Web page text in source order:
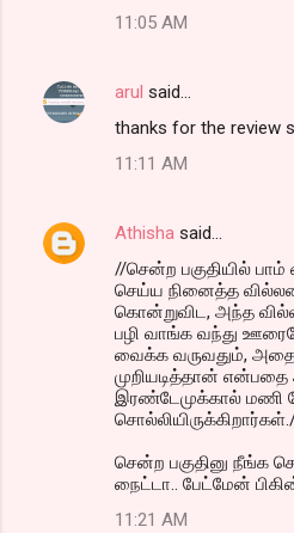
11:05 AM
arul said…
thanks for the review
11:11 AM
Athisha said…
//சென்ற பகுதியில்
செய்ய நினைத்த
கொன்றுவிட, அந்த
பழி வாங்க வந்து
வைக்க வருவதும், அதை
முறியடித்தான்
இரண்டேமுக்கால் மணி
சென்ற பகுதினு நீங்க
நைட்டா.. பேட்மேன்
11:21 AM